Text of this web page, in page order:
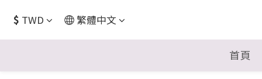
$ TWD 繁體中文
首頁